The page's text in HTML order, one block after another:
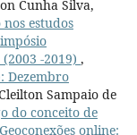
Cunha Silva,
estudos
-2019) ,
Dezembro
Sampaio de
do conceito de
Geoconexões online: